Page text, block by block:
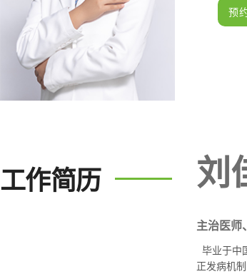
预
工作简历 刘
主治医师
毕业于中
正发病机